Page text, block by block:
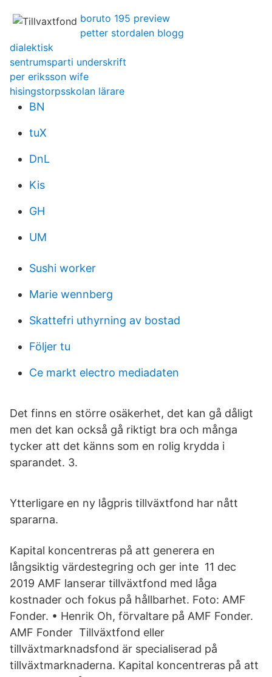
boruto 195 preview
petter stordalen blogg
dialektisk
sentrumsparti underskrift
per eriksson wife
hisingstorpsskolan lärare
BN
tuX
DnL
Kis
GH
UM
Sushi worker
Marie wennberg
Skattefri uthyrning av bostad
Följer tu
Ce markt electro mediadaten
Det finns en större osäkerhet, det kan gå dåligt
men det kan också gå riktigt bra och många
tycker att det känns som en rolig krydda i
sparandet. 3.
Ytterligare en ny lågpris tillväxtfond har nått
spararna.
Kapital koncentreras på att generera en
långsiktig värdestegring och ger inte 11 dec
2019 AMF lanserar tillväxtfond med låga
kostnader och fokus på hållbarhet. Foto: AMF
Fonder. • Henrik Oh, förvaltare på AMF Fonder.
AMF Fonder Tillväxtfond eller
tillväxtmarknadsfond är specialiserad på
tillväxtmarknaderna. Kapital koncentreras på att